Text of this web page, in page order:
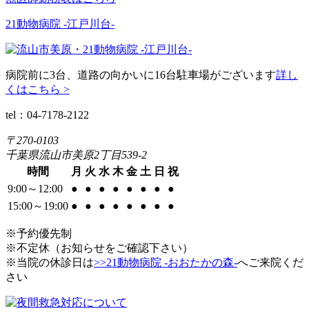
21動物病院 -江戸川台-
病院前に3台、道路の向かいに16台駐車場がございます詳し
くはこちら >
tel：04-7178-2122
〒270-0103
千葉県流山市美原2丁目539-2
時間
月 火 水 木 金 土 日 祝
9:00～12:00
● ● ● ● ● ● ●
●
15:00～19:00 ● ● ● ● ● ● ● ●
※予約優先制
※不定休（お知らせをご確認下さい）
※当院の休診日は>>21動物病院 -おおたかの森-へご来院くだ
さい